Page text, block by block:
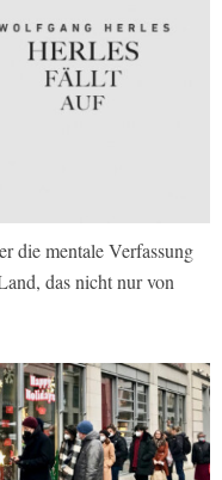
die mentale Verfassung
das nicht nur von